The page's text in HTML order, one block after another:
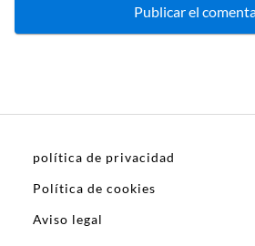
política de privacidad
Política de cookies
Aviso legal